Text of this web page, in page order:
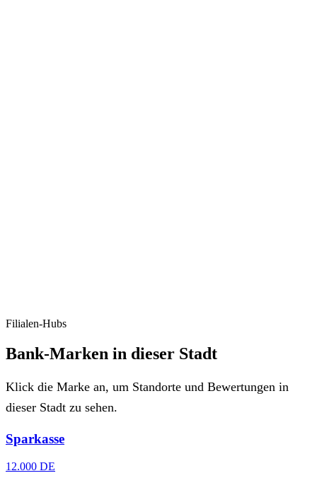
Filialen-Hubs
Bank-Marken in dieser Stadt
Klick die Marke an, um Standorte und Bewertungen in
dieser Stadt zu sehen.
Sparkasse
12.000 DE